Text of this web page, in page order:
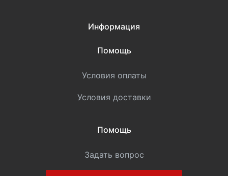
Информация
Помощь
Условия оплаты
Условия доставки
Помощь
Задать вопрос